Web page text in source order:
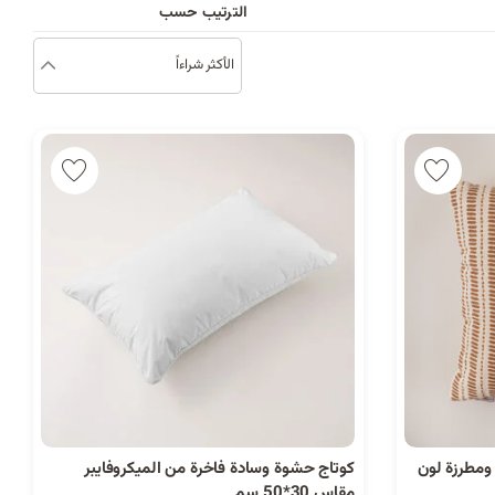
ك
ل
ب
ي
الترتيب حسب
الأكثر شراءاً
لون
كوتاج حشوة وسادة فاخرة من الميكروفايبر